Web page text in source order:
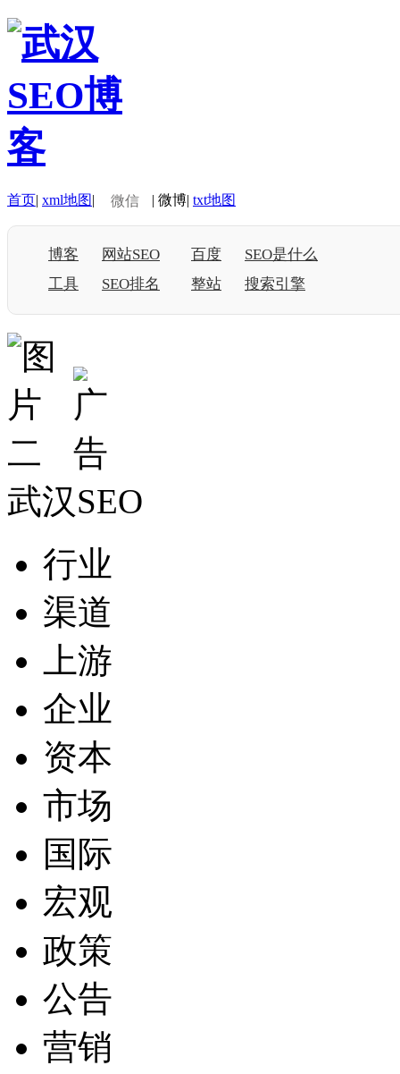
首页| xml地图| 微信 | 微博| txt地图
博客 网站SEO 百度
SEO是什么
工具
SEO排名 整站 搜索引擎
武汉SEO
行业
渠道
上游
企业
资本
市场
国际
宏观
政策
公告
营销